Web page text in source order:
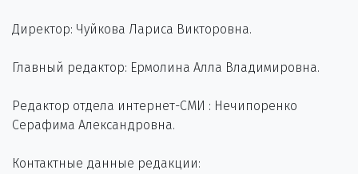
Директор: Чуйкова Лариса Викторовна.
Главный редактор: Ермолина Алла Владимировна.
Редактор отдела интернет-СМИ : Нечипоренко
Серафима Александровна.
Контактные данные редакции: